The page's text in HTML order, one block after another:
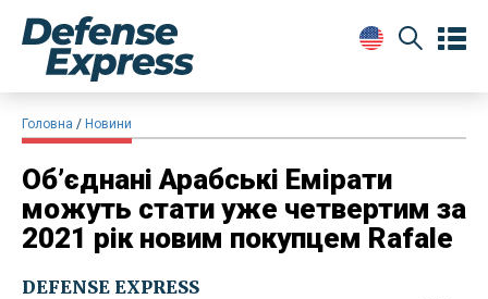
Головна Новини
Об’єднані Арабські Емірати
можуть стати уже четвертим за
2021 рік новим покупцем Rafale
DEFENSE EXPRESS